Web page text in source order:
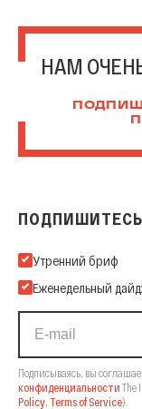
НАМ
ПОДПИШИТЕСЬ
Подпишитесь на
Утренний бриф
Еженедельный
Подписываясь, вы
конфиденциальности The
Policy Terms of Service).